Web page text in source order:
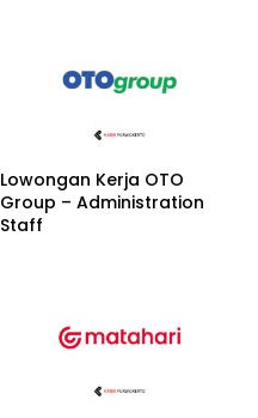
Lowongan Kerja OTO
Group – Administration
Staff